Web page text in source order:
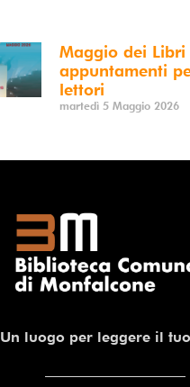
Maggio dei
appuntamenti
lettori
martedì 5 Maggio 2026
Un luogo per leggere il